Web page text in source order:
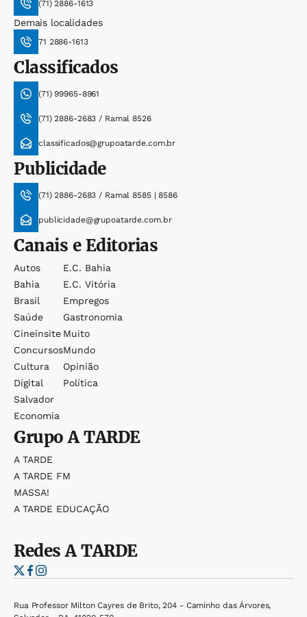
(71) 2886-1613
Demais localidades
71 2886-1613
Classificados
(71) 99965-8961
(71) 2886-2683 / Ramal 8526
classificados@grupoatarde.com.br
Publicidade
(71) 2886-2683 / Ramal 8585 | 8586
publicidade@grupoatarde.com.br
Canais e Editorias
Autos
Bahia
Brasil
Saúde
Cineinsite
Concursos
Cultura
Digital
Salvador
Economia
E.c. Bahia
E.c. Vitória
Empregos
Gastronomia
Muito
Mundo
Opinião
Política
GrupoA TARDE
A TARDE
A TARDE FM
MASSA!
A TARDE EDUCAÇÃO
RedesA TARDE
Rua Professor Milton Cayres de Brito, 204 - Caminho das Árvores,